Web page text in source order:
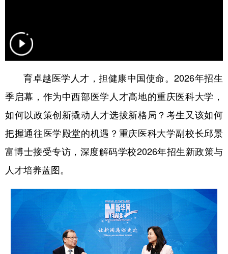
育卓越医学人才，担健康中国使命。2026年招生
季启幕，作为中西部医学人才高地的重庆医科大学，
如何以政策创新撬动人才选拔新格局？考生又该如何
把握通往医学殿堂的机遇？重庆医科大学副校长邱景
富博士接受专访，深度解码学校2026年招生新政策与
人才培养蓝图。